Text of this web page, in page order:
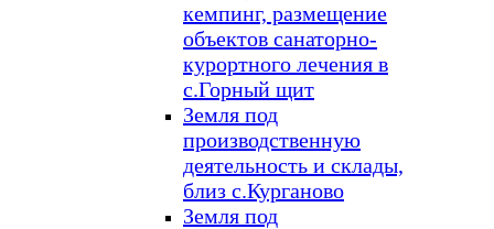
кемпинг, размещение
объектов санаторно-
курортного лечения в
с.Горный щит
Земля под
производственную
деятельность и склады,
близ с.Курганово
Земля под